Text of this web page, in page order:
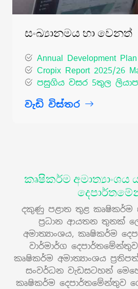
සංඛ්‍යානමය හා වෙනත්
Annual Development
Cropix Report 2025/26
පසුගිය වසර 5තුල
වැඩි විස්තර
කෘෂිකර්ම
දකුණු පළාත තුළ කෘෂිකර්ම
ප්‍රධාන ආයතන තුනක්
අමාත්‍යාංශය, කෘෂිකර්ම
වාර්මාර්ග
කෘෂිකර්ම අමාත්‍යාංශය
සංවර්ධන වැඩසටහන්
කෘෂිකර්ම දෙපාර්තමේන්තුව